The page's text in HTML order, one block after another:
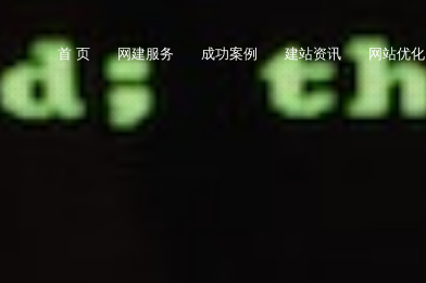
首 页 网建服务 成功案例 建站资讯 网站优化